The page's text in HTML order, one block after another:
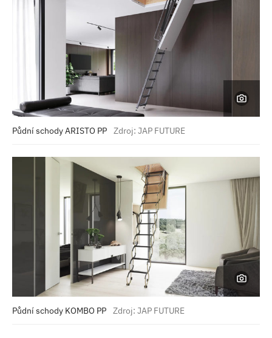
Půdní schody ARISTO PP Zdroj: JAP FUTURE
Půdní schody KOMBO PP Zdroj: JAP FUTURE